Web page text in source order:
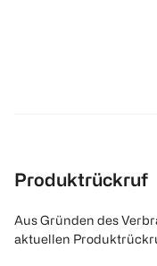
Produktrückruf
Aus Gründen des
aktuellen